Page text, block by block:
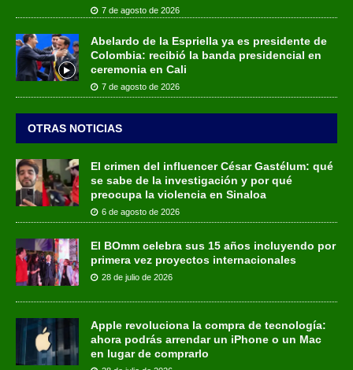
7 de agosto de 2026
Abelardo de la Espriella ya es presidente de
Colombia: recibió la banda presidencial en
ceremonia en Cali
7 de agosto de 2026
OTRAS NOTICIAS
El crimen del influencer César Gastélum: qué
se sabe de la investigación y por qué
preocupa la violencia en Sinaloa
6 de agosto de 2026
El BOmm celebra sus 15 años incluyendo por
primera vez proyectos internacionales
28 de julio de 2026
Apple revoluciona la compra de tecnología:
ahora podrás arrendar un iPhone o un Mac
en lugar de comprarlo